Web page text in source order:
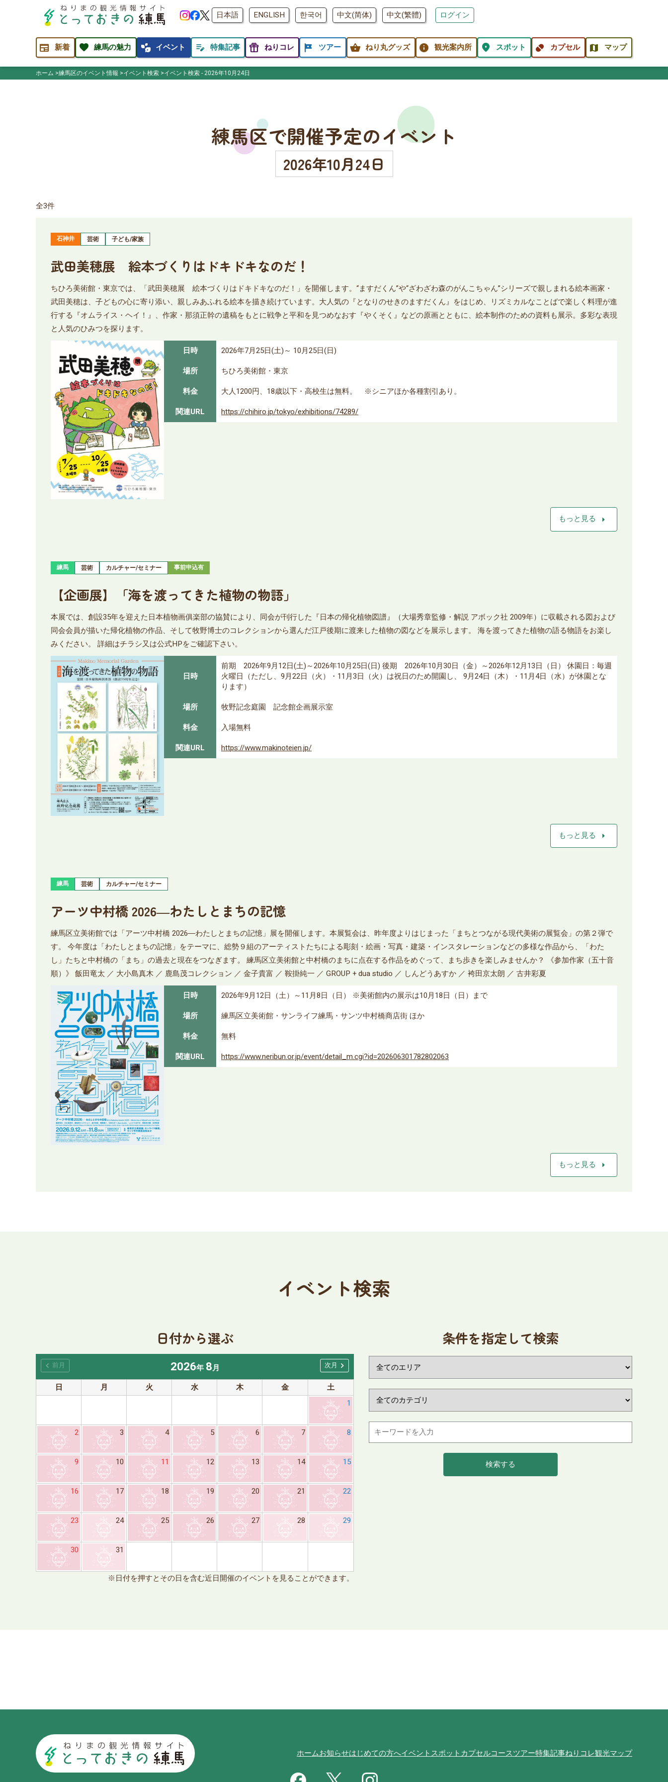
日本語 ENGLISH 한국어 中文(简体) 中文(繁體) ログイン
newspaper 新着 favorite 練馬の魅力 temp_preferences_eco イベント edit_note 特集記事 featured_seasonal_and_gifts ねりコレ tour ツアー shopping_basket ねり丸グッズ info 観光案内所 location_on スポット pill カプセル map マップ
ホーム 練馬区のイベント情報 イベント検索 イベント検索 - 2026年10月24日
練馬区で開催予定のイベント
2026年10月24日
全3件
石神井 芸術 子ども/家族
武田美穂展 絵本づくりはドキドキなのだ！
ちひろ美術館・東京では、「武田美穂展 絵本づくりはドキドキなのだ！」を開催します。“ますだくん”や“ざわざわ森のがんこちゃん”シリーズで親しまれる絵本画家・
武田美穂は、子どもの心に寄り添い、親しみあふれる絵本を描き続けています。大人気の『となりのせきのますだくん』をはじめ、リズミカルなことばで楽しく料理が進
行する『オムライス・ヘイ！』、作家・那須正幹の遺稿をもとに戦争と平和を見つめなおす『やくそく』などの原画とともに、絵本制作のための資料も展示。多彩な表現
と人気のひみつを探ります。
日時
2026年7月25日(土)～ 10月25日(日)
場所
ちひろ美術館・東京
料金
大人1200円、18歳以下・高校生は無料。 ※シニアほか各種割引あり。
関連URL
https://chihiro.jp/tokyo/exhibitions/74289/
もっと見る arrow_right
練馬 芸術 カルチャー/セミナー 事前申込有
【企画展】「海を渡ってきた植物の物語」
本展では、創設35年を迎えた日本植物画俱楽部の協賛により、同会が刊行した『日本の帰化植物図譜』（大場秀章監修・解説 アボック社 2009年）に収載される図および
同会会員が描いた帰化植物の作品、そして牧野博士のコレクションから選んだ江戸後期に渡来した植物の図などを展示します。 海を渡ってきた植物の語る物語をお楽し
みください。 詳細はチラシ又は公式HPをご確認下さい。
日時
前期 2026年9月12日(土)～2026年10月25日(日) 後期 2026年10月30日（金）～2026年12月13日（日） 休園日：毎週
火曜日（ただし、9月22日（火）・11月3日（火）は祝日のため開園し、 9月24日（木）・11月4日（水）が休園とな
ります）
場所
牧野記念庭園 記念館企画展示室
料金
入場無料
関連URL
https://www.makinoteien.jp/
もっと見る arrow_right
練馬 芸術 カルチャー/セミナー
アーツ中村橋 2026―わたしとまちの記憶
練馬区立美術館では「アーツ中村橋 2026―わたしとまちの記憶」展を開催します。本展覧会は、昨年度よりはじまった「まちとつながる現代美術の展覧会」の第２弾で
す。 今年度は「わたしとまちの記憶」をテーマに、総勢９組のアーティストたちによる彫刻・絵画・写真・建築・インスタレーションなどの多様な作品から、「わた
し」たちと中村橋の「まち」の過去と現在をつなぎます。 練馬区立美術館と中村橋のまちに点在する作品をめぐって、まち歩きを楽しみませんか？ 《参加作家（五十音
順）》 飯田竜太 ／ 大小島真木 ／ 鹿島茂コレクション ／ 金子貴富 ／ 鞍掛純一 ／ GROUP + dua studio ／ しんどうあすか ／ 袴田京太朗 ／ 古井彩夏
日時
2026年9月12日（土）～11月8日（日） ※美術館内の展示は10月18日（日）まで
場所
練馬区立美術館・サンライフ練馬・サンツ中村橋商店街 ほか
料金
無料
関連URL
https://www.neribun.or.jp/event/detail_m.cgi?id=202606301782802063
もっと見る arrow_right
イベント検索
日付から選ぶ
2026年 8月
日
月 火 水 木 金
土
1
2 3 4 5 6 7 8
9 10 11 12 13 14 15
16 17 18 19 20 21 22
23 24 25 26 27 28 29
30 31
※日付を押すとその日を含む近日開催のイベントを見ることができます。
日
月 火 水 木 金
6
15
chevron_left 前月 次月 chevron_right
条件を指定して検索
検索する
ホームお知らせはじめての方へイベントスポットカプセルコースツアー特集記事ねりコレ観光マップ